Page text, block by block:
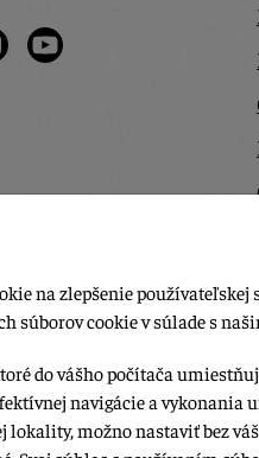
vyhradené.
na zlepšenie
súborov cookie v súlade s
do vášho počítača
navigácie a
lokality, možno nastaviť bez